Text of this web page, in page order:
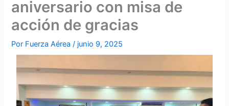
aniversario con misa de
acción de gracias
Por Fuerza Aérea/ junio 9, 2025